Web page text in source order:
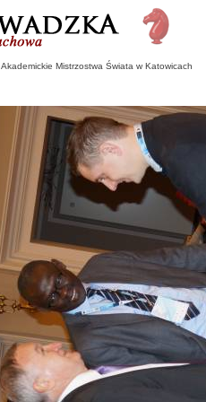
Akademickie Mistrzostwa Świata w Katowicach